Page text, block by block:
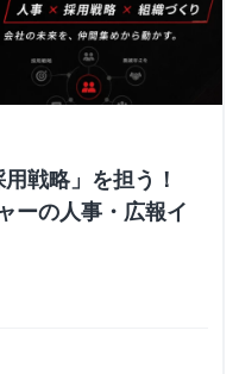
戦略」を担う！
ーの人事・広報イ